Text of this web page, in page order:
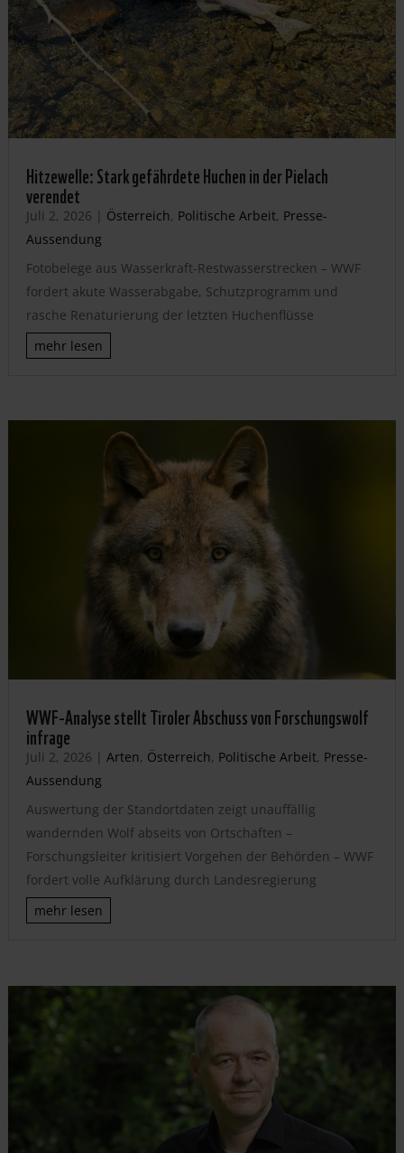
Hitzewelle: Stark gefährdete Huchen in der Pielach
verendet
Juli 2, 2026 | Österreich, Politische Arbeit, Presse-
Aussendung
Fotobelege aus Wasserkraft-Restwasserstrecken – WWF
fordert akute Wasserabgabe, Schutzprogramm und
rasche Renaturierung der letzten Huchenflüsse
mehr lesen
WWF-Analyse stellt Tiroler Abschuss von Forschungswolf
infrage
Juli 2, 2026 | Arten, Österreich, Politische Arbeit, Presse-
Aussendung
Auswertung der Standortdaten zeigt unauffällig
wandernden Wolf abseits von Ortschaften –
Forschungsleiter kritisiert Vorgehen der Behörden – WWF
fordert volle Aufklärung durch Landesregierung
mehr lesen